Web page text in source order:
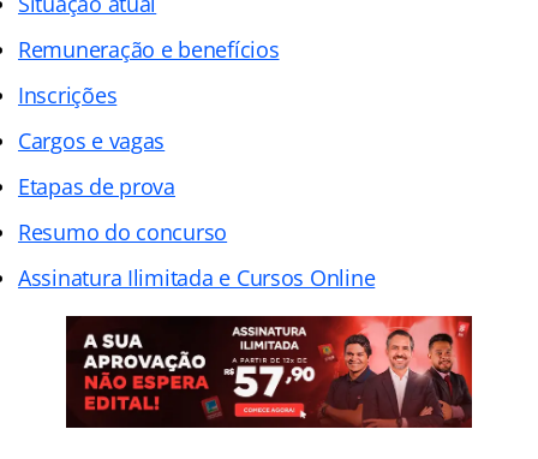
Remuneração e benefícios
Inscrições
Cargos e vagas
Etapas de prova
Resumo do concurso
Assinatura Ilimitada e Cursos Online